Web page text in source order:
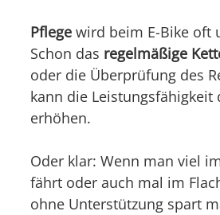
Pflege wird beim E-Bike oft
Schon das regelmäßige
oder die Überprüfung des
kann die Leistungsfähigkeit
erhöhen.
Oder klar: Wenn man viel
fährt oder auch mal im
ohne Unterstützung spart